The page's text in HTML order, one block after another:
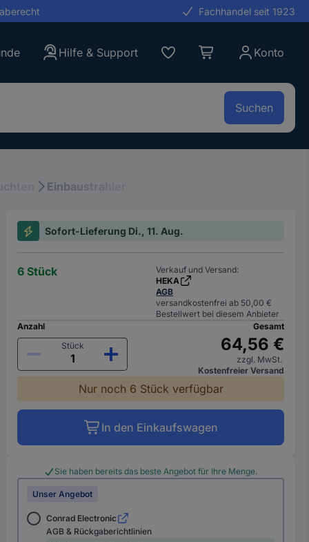
Fachhandel seit 1923
Hilfe & Support Konto
Suchen
Einbaustrahler
Sofort-Lieferung Di., 11. Aug.
6 Stück
Verkauf und Versand:
HEKA
AGB
versandkostenfrei ab 50,00 €
Bestellwert bei diesem Anbieter
Anzahl
Stück
Gesamt
64,56 €
zzgl. MwSt.
Kostenfreier Versand
Nur noch 6 Stück verfügbar
In den Einkaufswagen
Sie haben bereits das beste Angebot für Ihre Menge.
Unser Angebot
Conrad Electronic
AGB & Rückgaberichtlinien